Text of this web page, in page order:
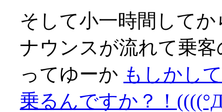
そして小一時間して
ナウンスが流れて乗
ってゆーか もしかし
乗るんですか？！